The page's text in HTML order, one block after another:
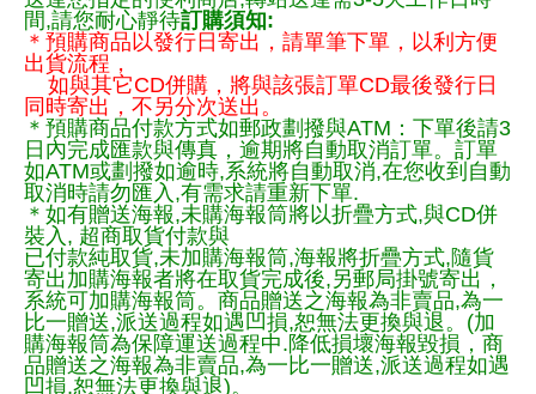
間,請您耐心靜待訂購須知:
＊預購商品以發行日寄出，請單筆下單，以利方便
出貨流程，
如與其它CD併購，將與該張訂單CD最後發行日
同時寄出，不另分次送出。
＊預購商品付款方式如郵政劃撥與ATM：下單後請3
日內完成匯款與傳真，逾期將自動取消訂單。訂單
如ATM或劃撥如逾時,系統將自動取消,在您收到自動
取消時請勿匯入,有需求請重新下單.
＊如有贈送海報,未購海報筒將以折疊方式,與CD併
裝入, 超商取貨付款與
已付款純取貨,未加購海報筒,海報將折疊方式,隨貨
寄出加購海報者將在取貨完成後,另郵局掛號寄出，
系統可加購海報筒。商品贈送之海報為非賣品,為一
比一贈送,派送過程如遇凹損,恕無法更換與退。(加
購海報筒為保障運送過程中.降低損壞海報毀損，商
品贈送之海報為非賣品,為一比一贈送,派送過程如遇
凹損,恕無法更換與退)。